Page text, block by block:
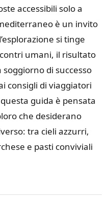
accessibili solo a
è un invito
si tinge
umani, il risultato
di successo
consigli di viaggiatori
guida è pensata
che desiderano
tra cieli azzurri,
e pasti conviviali